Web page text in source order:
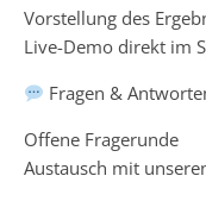
Vorstellung des
Live-Demo direkt im
Fragen &
Offene Fragerunde
Austausch mit